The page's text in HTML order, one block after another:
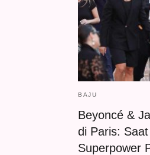
BAJU
Beyoncé &
di Paris:
Superpower